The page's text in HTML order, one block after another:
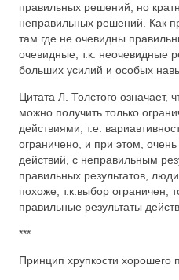
правильных решений, но
неправильных решений. Как
там где не очевидны
очевидные, т.к. неочевидные
больших усилий и особых
Цитата Л. Толстого означает,
можно получить только
действиями, т.е.
ограничено, и при этом,
действий, с неправильным
правильных результатов,
похоже, т.к.выбор ограничен,
правильные результаты
***
Принцип хрупкости хорошего